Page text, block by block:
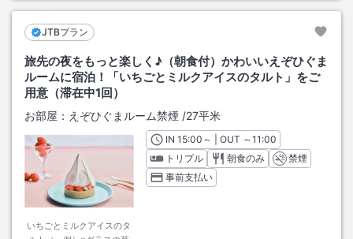
JTBプラン
旅先の夜をもっと楽しく♪（朝食付）かわいいえぞひぐま
ルームに宿泊！「いちごとミルクアイスのタルト」をご
用意（滞在中1回）
お部屋： えぞひぐまルーム禁煙 /27平米
いちごとミルクアイスのタ
INチェックイン
15:00 ～ | OUT チェックアウト
～11:00
トリプル
朝食のみ
禁煙
事前支払い